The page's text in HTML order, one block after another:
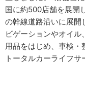
国に約500店舗を展開
の幹線道路沿いに展開
ビゲーションやオイ
用品をはじめ、車検
トータルカーライフサ